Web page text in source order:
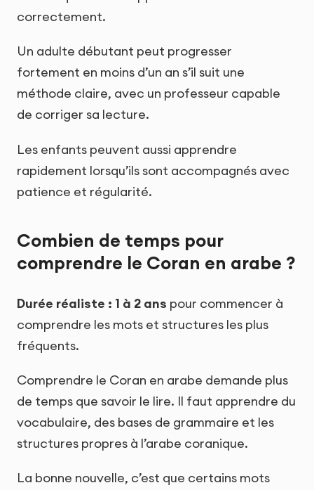
correctement.
Un adulte débutant peut progresser
fortement en moins d’un an s’il suit une
méthode claire, avec un professeur capable
de corriger sa lecture.
Les enfants peuvent aussi apprendre
rapidement lorsqu’ils sont accompagnés avec
patience et régularité.
Combien de temps pour
comprendre le Coran en arabe ?
Durée réaliste : 1 à 2 ans pour commencer à
comprendre les mots et structures les plus
fréquents.
Comprendre le Coran en arabe demande plus
de temps que savoir le lire. Il faut apprendre du
vocabulaire, des bases de grammaire et les
structures propres à l’arabe coranique.
La bonne nouvelle, c’est que certains mots